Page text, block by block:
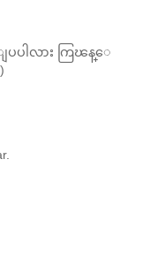
ပပါလား ကြၽန္ေ